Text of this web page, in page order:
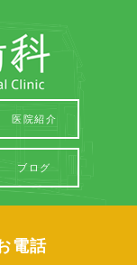
医院紹介
ブログ
電話